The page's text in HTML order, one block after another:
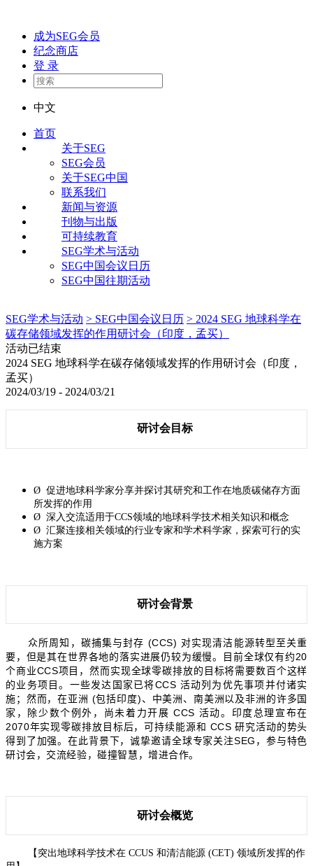
成为SEG会员
纪念商店
登 录
中文
首页
关于SEG
SEG会员
关于SEG中国
联系我们
新闻与资源
刊物与出版
可持续教育
SEG学术与活动
SEG中国会议日历
SEG中国往期活动
SEG学术与活动 > SEG中国会议日历 > 2024 SEG 地球科学在
碳存储领域发挥的作用研讨会（印度，孟买）
活动已结束
2024 SEG 地球科学在碳存储领域发挥的作用研讨会（印度，
孟买）
2024/03/19 - 2024/03/21
研讨会目标
Ø 促进地球科学家分享并探讨其研究和工作在地质碳储存方面
所发挥的作用
Ø 深入交流适用于CCS领域的地球科学技术相关知识和概念
Ø 汇聚连接相关领域的行业专家和学术科学家，探索可行的实
施方案
研讨会背景
众所周知，碳捕集与封存 (CCS) 对实现清洁能源转型至关重
要，但是其在世界各地的落实进展仍较为缓慢。目前全球仅有约20
个商业CCS项目，然而实现全球零碳排放的目标将需要数百个这样
的业务项目。一些发达国家已将CCS 活动列为优先事项并付诸实
施；然而，在亚洲 (包括印度)、中美洲、南美洲以及非洲的许多国
家，除少数个例外，尚未着力开展 CCS 活动。印度总理宣布在
2070年实现零碳排放目标后，可持续能源和 CCS 研究活动的势头
得到了加强。在此背景下，诚挚邀请全球专家关注SEG，参与特色
研讨会，交流经验，碰撞智慧，增进合作。
研讨会概览
【突出地球科学技术在 CCUS 和清洁能源 (CET) 领域所发挥的作